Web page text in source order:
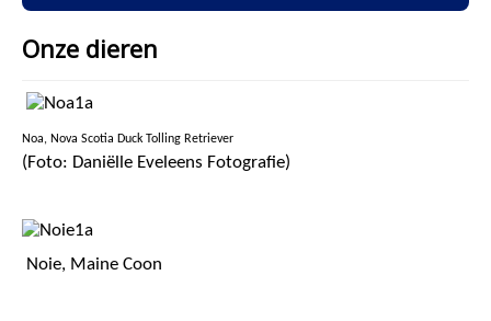
Onze dieren
Noa, Nova Scotia Duck Tolling Retriever
(Foto: Daniëlle Eveleens Fotografie)
Noie, Maine Coon